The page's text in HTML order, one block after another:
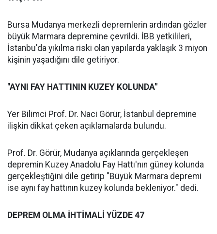
Bursa Mudanya merkezli depremlerin ardından gözler
büyük Marmara depremine çevrildi. İBB yetkilileri,
İstanbu'da yıkılma riski olan yapılarda yaklaşık 3 miyon
kişinin yaşadığını dile getiriyor.
"AYNI FAY HATTININ KUZEY KOLUNDA"
Yer Bilimci Prof. Dr. Naci Görür, İstanbul depremine
ilişkin dikkat çeken açıklamalarda bulundu.
Prof. Dr. Görür, Mudanya açıklarında gerçekleşen
depremin Kuzey Anadolu Fay Hattı'nın güney kolunda
gerçekleştiğini dile getirip "Büyük Marmara depremi
ise aynı fay hattının kuzey kolunda bekleniyor." dedi.
DEPREM OLMA İHTİMALİ YÜZDE 47